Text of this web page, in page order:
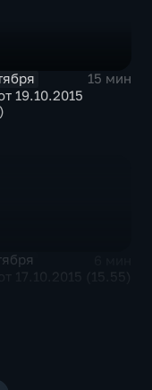
15 мин
19.10.2015